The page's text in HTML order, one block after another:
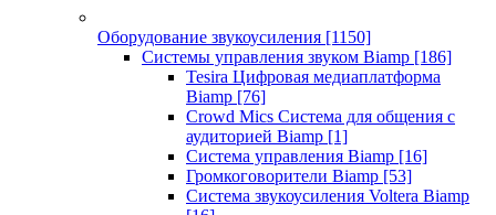
Оборудование звукоусиления [1150]
Системы управления звуком Biamp [186]
Tesira Цифровая медиаплатформа
Biamp [76]
Crowd Mics Система для общения с
аудиторией Biamp [1]
Система управления Biamp [16]
Громкоговорители Biamp [53]
Система звукоусиления Voltera Biamp